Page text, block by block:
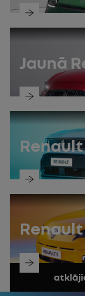
atklāj
Jaunā
atklāj
atklāj
Renault
atklāj